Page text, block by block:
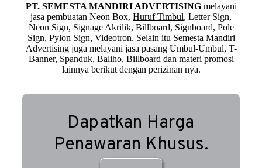
PT. SEMESTA MANDIRI ADVERTISINGmelayani
jasa pembuatan Neon Box, Huruf Timbul, Letter Sign,
Neon Sign, Signage Akrilik, Billboard, Signboard, Pole
Sign, Pylon Sign, Videotron. Selain itu Semesta Mandiri
Advertising juga melayani jasa pasang Umbul-Umbul, T-
Banner, Spanduk, Baliho, Billboard dan materi promosi
lainnya berikut dengan perizinan nya.
Dapatkan Harga
Penawaran Khusus.